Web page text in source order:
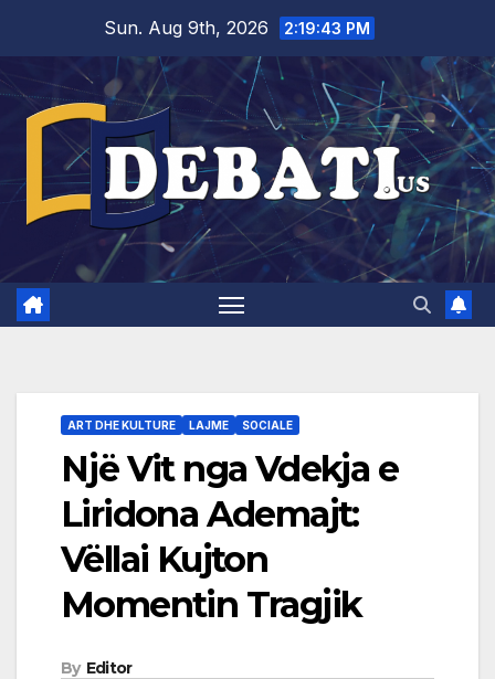
content
Sun. Aug 9th, 2026 2:19:44 PM
ART DHE KULTURE LAJME SOCIALE
Një Vit nga Vdekja e
Liridona Ademajt:
Vëllai Kujton
Momentin Tragjik
By Editor